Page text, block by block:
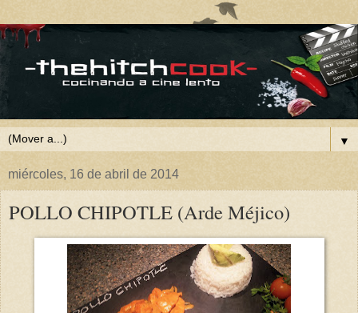
▼
miércoles, 16 de abril de 2014
POLLO CHIPOTLE (Arde Méjico)